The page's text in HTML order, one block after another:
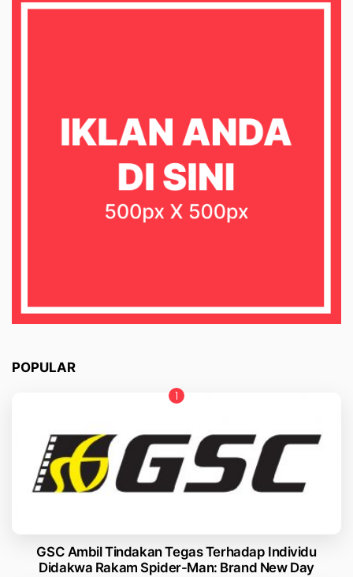
POPULAR
GSC Ambil Tindakan Tegas Terhadap Individu
Didakwa Rakam Spider-Man: Brand New Day